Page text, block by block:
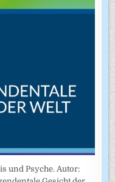
und Psyche. Autor: